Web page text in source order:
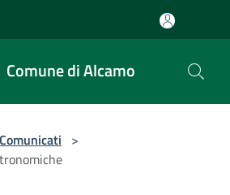
Comune di Alcamo
Comunicati >